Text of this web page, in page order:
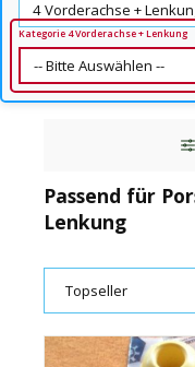
Kategorie 4 Vorderachse + Lenkung
Passend für
Lenkung